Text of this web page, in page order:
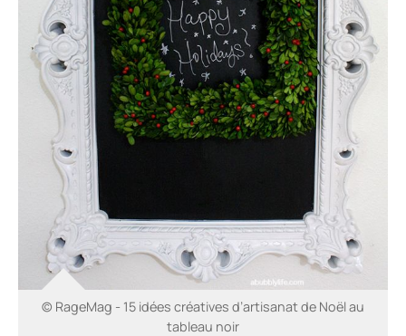
© RageMag - 15 idées créatives d’artisanat de Noël au
tableau noir